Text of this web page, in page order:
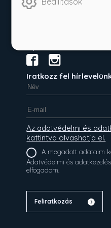
Iratkozz fel
Az adatvédelmi és
kattintva olvashatja el.
A megadott adataim
Adatvédelmi és adatkezelési
elfogadom.
Feliratkozás